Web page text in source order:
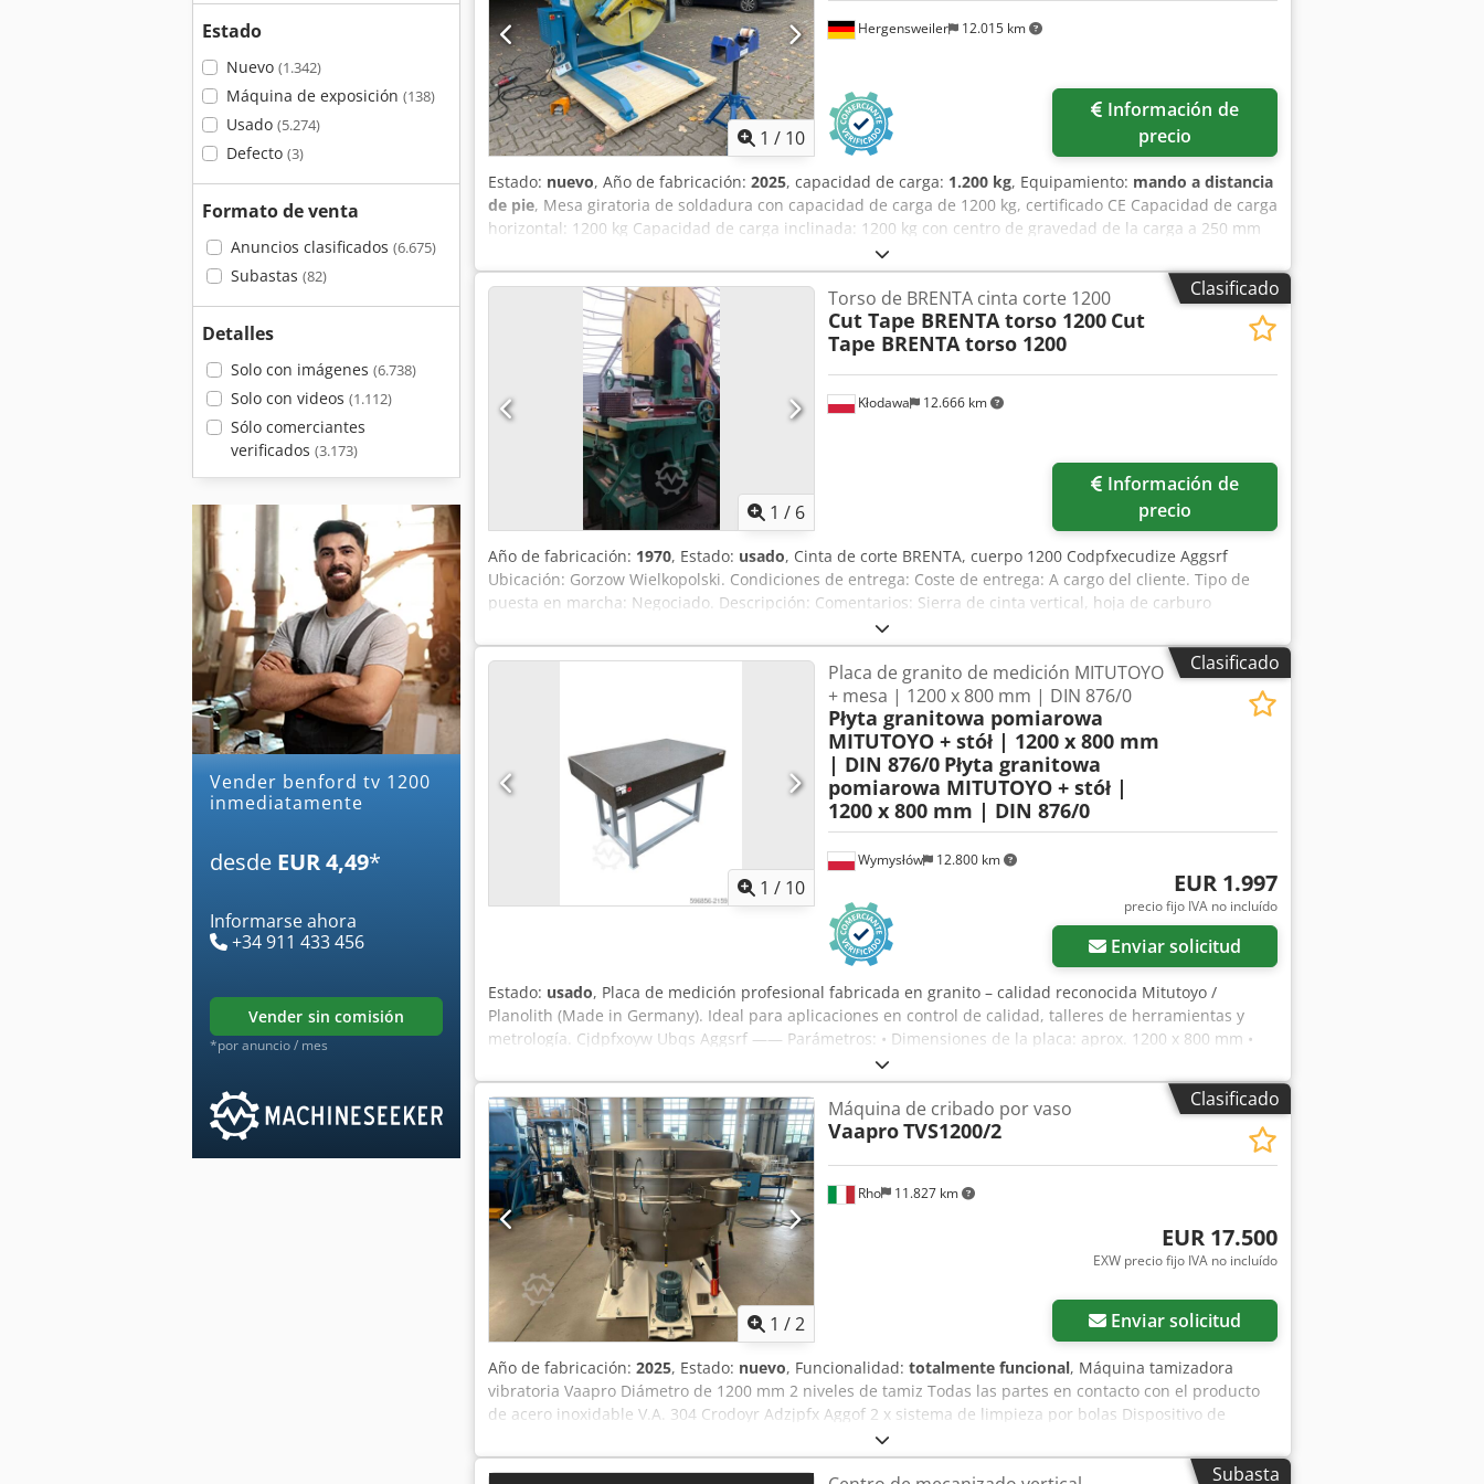
Estado
Nuevo (1.342)
Máquina de exposición (138)
Usado (5.274)
Defecto (3)
Formato de venta
Anuncios clasificados (6.675)
Subastas (82)
Detalles
Solo con imágenes (6.738)
Solo con videos (1.112)
Sólo comerciantes
verificados (3.173)
Vender benford tv 1200
inmediatamente
desde EUR 4,49*
Informarse ahora
+34 911 433 456
vender sin comisión
*por anuncio / mes
1 / 10
Hergensweiler 12.015 km
precio
Estado: nuevo, Año de fabricación: 2025, capacidad de carga: 1.200 kg, Equipamiento: mando a distancia
de pie, Mesa giratoria de soldadura con capacidad de carga de 1200 kg, certificado CE Capacidad de carga
horizontal: 1200 kg Capacidad de carga inclinada: 1200 kg con centro de gravedad de la carga a 250 mm
Muy robusto Velocidad regulable sin escalonamientos de 0,05 a 0,7 rpm (posibilidad de mayor velocidad
con coste adicional de modificación) Diámetro de la mesa giratoria: 1200 mm Inclinación hasta 120° Altura
en posición horizontal: 1050 mm, inclinada hasta el centro: 880 mm Mando a distancia manual y por
pedal Cedpfexq S Niex Aggjrf Dimensiones: 1,35 m de largo x 1,2 m de ancho Portapiezas o portapiezas de
cambio rápido disponible por un costo adicional según el tamaño Como se muestra, diámetro 1000 mm,
precio 2900 € (precio especial, venta solo en combinación con la mesa giratoria de soldadura)
Contrapunto con escalonamientos: 480 €, contrapunto con ajuste de rosca: 880 €. Capacidad de carga
4000 kg
Clasificado
1 / 6
Kłodawa 12.666 km
Torso de BRENTA cinta corte 1200
Cut Tape BRENTA torso 1200 Cut
Tape BRENTA torso 1200
precio
Año de fabricación: 1970, Estado: usado, Cinta de corte BRENTA, cuerpo 1200 Codpfxecudize Aggsrf
Ubicación: Gorzow Wielkopolski. Condiciones de entrega: Coste de entrega: A cargo del cliente. Tipo de
puesta en marcha: Negociado. Descripción: Comentarios: Sierra de cinta vertical, hoja de carburo
estilizada, diámetro de la rueda de 1200 mm, avance mecánico ajustable, regulación del avance de forma
continua sobre la cinta y las ruedas planas, fabricada en hierro fundido, no requiere anclaje. Esta
importante máquina tiene la capacidad de cortar diámetros de hasta 330 mm, con componentes
eléctricos nuevos, lista para funcionar, ancho de la correa de 200 mm, estilizada; después de aplicar
caucho a las ruedas, no es necesario regenerarlas.
Clasificado
1 / 10
Wymysłów 12.800 km
Placa de granito de medición MITUTOYO
+ mesa | 1200 x 800 mm | DIN 876/0
Płyta granitowa pomiarowa
MITUTOYO + stół | 1200 x 800 mm
| DIN 876/0 Płyta granitowa
pomiarowa MITUTOYO + stół |
1200 x 800 mm | DIN 876/0
EUR 1.997
precio fijo IVA no incluído
Enviar solicitud
Estado: usado, Placa de medición profesional fabricada en granito – calidad reconocida Mitutoyo /
Planolith (Made in Germany). Ideal para aplicaciones en control de calidad, talleres de herramientas y
metrología. Cjdpfxoyw Ubqs Aggsrf —— Parámetros: • Dimensiones de la placa: aprox. 1200 x 800 mm •
Grosor: aprox. 170 mm • Peso: aprox. 460 kg • Clase de precisión: DIN 876/0 (alta precisión) • Tolerancia
admisible: 0,009 mm • Tolerancia real: 0,00273 mm • Fabricante: Planolith GmbH / Mitutoyo • País de
fabricación: Alemania • Incluye: sólida base de acero —— Ventajas: Precisión de medida muy alta
Construcción estable: el granito pesado amortigua las vibraciones Ideal para mediciones, trazado y
control de piezas Equipo profesional Listo para usar —— Estado: Artículo usado – presenta signos
normales de uso (arañazos visibles en la superficie), pero está totalmente funcional y mantiene sus
parámetros operativos.
Clasificado
Pedir más fotos
1 /2
Rho 11.827 km
Máquina de cribado por vaso
VaaproTVS1200/2
EUR 17.500
EXW precio fijo IVA no incluído
Enviar solicitud
Año de fabricación: 2025, Estado: nuevo, Funcionalidad: totalmente funcional, Máquina tamizadora
vibratoria Vaapro Diámetro de 1200 mm 2 niveles de tamiz Todas las partes en contacto con el producto
de acero inoxidable V.A. 304 Crodoyr Adzjpfx Aggof 2 x sistema de limpieza por bolas Dispositivo de
Subasta